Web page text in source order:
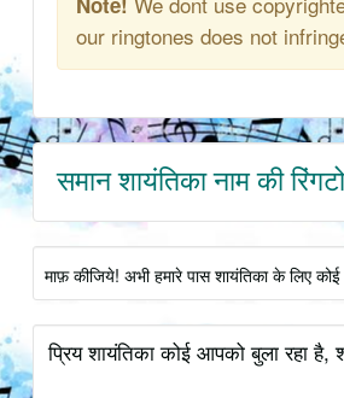
our ringtones does not
समान शायंतिका नाम की
माफ़ कीजिये! अभी हमारे पास शायंतिका के लिए
प्रिय शायंतिका कोई आपको बुला रहा